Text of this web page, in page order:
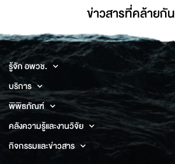
ข่าวสารที่่คล้ายกัน
รู้จัก อพวช.
บริการ
พิพิธภัณฑ์
คลังความรู้และงานวิจัย
กิจกรรมและข่าวสาร